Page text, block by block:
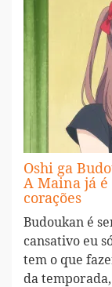
Oshi ga
A Maina já é
corações
Budoukan é
cansativo eu
tem o que
da